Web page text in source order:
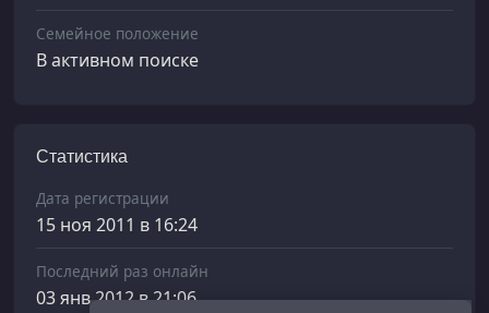
Семейное положение
В активном поиске
Статистика
Дата регистрации
15 ноя 2011 в 16:24
Последний раз онлайн
03 янв 2012 в 21:06